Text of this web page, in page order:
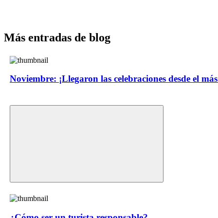
Más entradas de blog
Noviembre: ¡Llegaron las celebraciones desde el